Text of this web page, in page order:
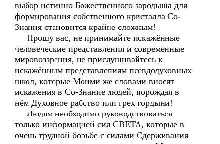
выбор истинно Божественного зародыша для
формирования собственного кристалла Со-
Знания становится крайне сложным!
Прошу вас, не принимайте искажённые
человеческие представления и современные
мировоззрения, не прислушивайтесь к
искажённым представлениям псевдодуховных
школ, которые Моими же словами вносят
искажения в Со-Знание людей, порождая в
нём Духовное рабство или грех гордыни!
Людям необходимо руководствоваться
только информацией сил СВЕТА, которые в
очень трудной борьбе с силами Сдерживания